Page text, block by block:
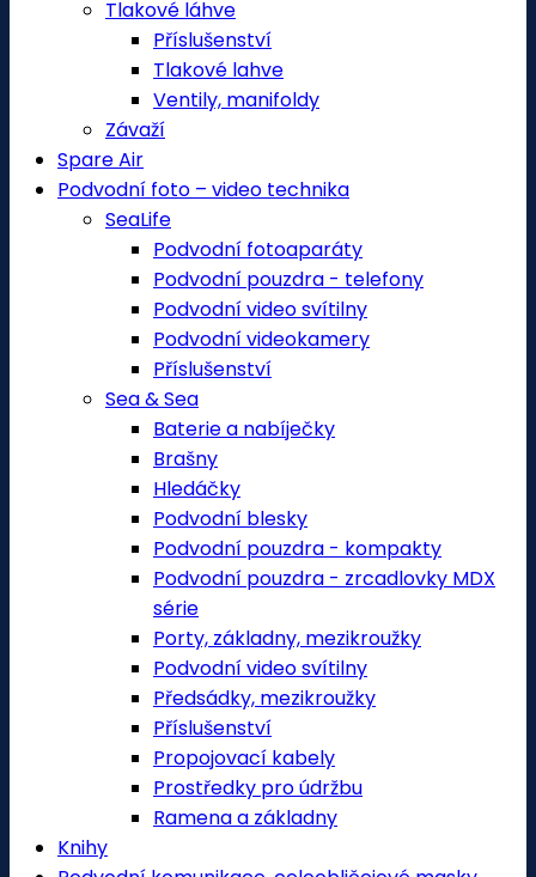
Tlakové láhve
Příslušenství
Tlakové lahve
Ventily, manifoldy
Závaží
Spare Air
Podvodní foto – video technika
SeaLife
Podvodní fotoaparáty
Podvodní pouzdra - telefony
Podvodní video svítilny
Podvodní videokamery
Příslušenství
Sea & Sea
Baterie a nabíječky
Brašny
Hledáčky
Podvodní blesky
Podvodní pouzdra - kompakty
Podvodní pouzdra - zrcadlovky MDX
série
Porty, základny, mezikroužky
Podvodní video svítilny
Předsádky, mezikroužky
Příslušenství
Propojovací kabely
Prostředky pro údržbu
Ramena a základny
Knihy